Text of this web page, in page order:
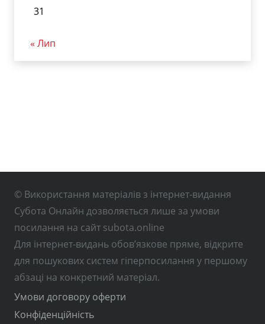
31
« Лип
© Використання матеріалів з інтернет-видання
Субота Онлайн дозволяється лише за умови
посилання на сайт subota.online
Для інтернет-видань обов’язкове пряме, відкрите
для пошукових систем гіперпосилання у першому
абзаці на конкретний матеріал.
Умови договору оферти
Конфіденційність